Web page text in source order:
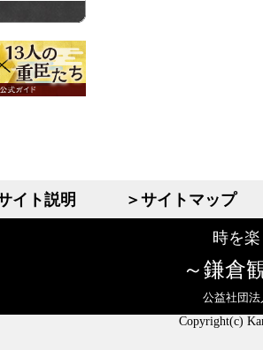
イト説明 ＞サイトマップ
時を
鎌倉
公益社団
Copyright(c)